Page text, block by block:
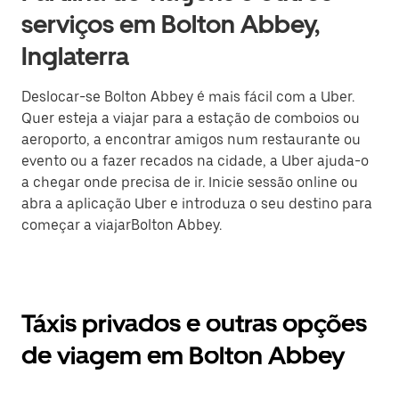
serviços em Bolton Abbey,
Inglaterra
Deslocar-se Bolton Abbey é mais fácil com a Uber.
Quer esteja a viajar para a estação de comboios ou
aeroporto, a encontrar amigos num restaurante ou
evento ou a fazer recados na cidade, a Uber ajuda-o
a chegar onde precisa de ir. Inicie sessão online ou
abra a aplicação Uber e introduza o seu destino para
começar a viajarBolton Abbey.
Táxis privados e outras opções
de viagem em Bolton Abbey